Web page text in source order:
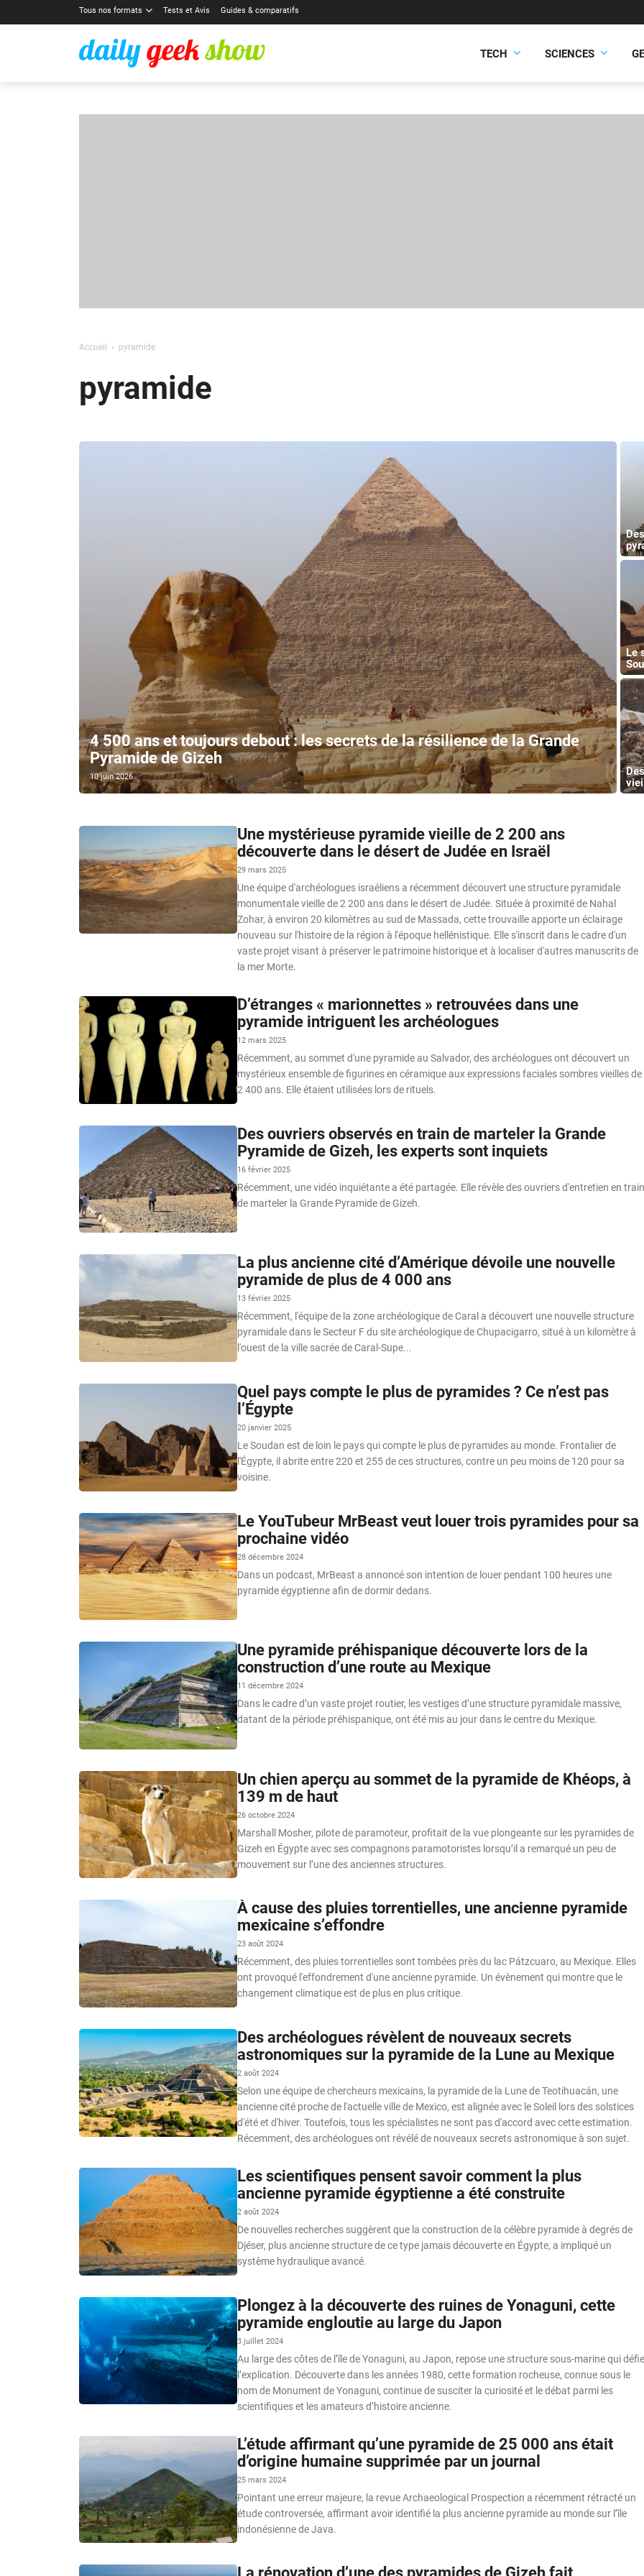
Tous nos formats Tests et Avis Guides & comparatifs
TECH SCIENCES
Accueil pyramide
pyramide
4 500 ans et toujours debout : les secrets de la résilience de la Grande
Pyramide de Gizeh
10 juin 2026
Le
Une mystérieuse pyramide vieille de 2 200 ans
découverte dans le désert de Judée en Israël
29 mars 2025
Une équipe d'archéologues israéliens a récemment découvert une structure pyramidale
monumentale vieille de 2 200 ans dans le désert de Judée. Située à proximité de Nahal
Zohar, à environ 20 kilomètres au sud de Massada, cette trouvaille apporte un éclairage
nouveau sur l'histoire de la région à l'époque hellénistique. Elle s'inscrit dans le cadre d'un
vaste projet visant à préserver le patrimoine historique et à localiser d'autres manuscrits de
la mer Morte.
D’étranges « marionnettes » retrouvées dans une
pyramide intriguent les archéologues
12 mars 2025
Récemment, au sommet d'une pyramide au Salvador, des archéologues ont découvert un
mystérieux ensemble de figurines en céramique aux expressions faciales sombres vieilles de
2 400 ans. Elle étaient utilisées lors de rituels.
Des ouvriers observés en train de marteler la Grande
Pyramide de Gizeh, les experts sont inquiets
16 février 2025
Récemment, une vidéo inquiétante a été partagée. Elle révèle des ouvriers d'entretien en train
de marteler la Grande Pyramide de Gizeh.
La plus ancienne cité d’Amérique dévoile une nouvelle
pyramide de plus de 4 000 ans
13 février 2025
Récemment, l'équipe de la zone archéologique de Caral a découvert une nouvelle structure
pyramidale dans le Secteur F du site archéologique de Chupacigarro, situé à un kilomètre à
l'ouest de la ville sacrée de Caral-Supe...
Quel pays compte le plus de pyramides ? Ce n’est pas
l’Égypte
20 janvier 2025
Le Soudan est de loin le pays qui compte le plus de pyramides au monde. Frontalier de
l'Égypte, il abrite entre 220 et 255 de ces structures, contre un peu moins de 120 pour sa
voisine.
Le YouTubeur MrBeast veut louer trois pyramides pour sa
prochaine vidéo
28 décembre 2024
Dans un podcast, MrBeast a annoncé son intention de louer pendant 100 heures une
pyramide égyptienne afin de dormir dedans.
Une pyramide préhispanique découverte lors de la
construction d’une route au Mexique
11 décembre 2024
Dans le cadre d’un vaste projet routier, les vestiges d’une structure pyramidale massive,
datant de la période préhispanique, ont été mis au jour dans le centre du Mexique.
Un chien aperçu au sommet de la pyramide de Khéops, à
139 m de haut
26 octobre 2024
Marshall Mosher, pilote de paramoteur, profitait de la vue plongeante sur les pyramides de
Gizeh en Égypte avec ses compagnons paramotoristes lorsqu’il a remarqué un peu de
mouvement sur l’une des anciennes structures.
À cause des pluies torrentielles, une ancienne pyramide
mexicaine s’effondre
23 août 2024
Récemment, des pluies torrentielles sont tombées près du lac Pátzcuaro, au Mexique. Elles
ont provoqué l'effondrement d'une ancienne pyramide. Un évènement qui montre que le
changement climatique est de plus en plus critique.
Des archéologues révèlent de nouveaux secrets
astronomiques sur la pyramide de la Lune au Mexique
2 août 2024
Selon une équipe de chercheurs mexicains, la pyramide de la Lune de Teotihuacán, une
ancienne cité proche de l'actuelle ville de Mexico, est alignée avec le Soleil lors des solstices
d'été et d'hiver. Toutefois, tous les spécialistes ne sont pas d'accord avec cette estimation.
Récemment, des archéologues ont révélé de nouveaux secrets astronomique à son sujet.
Les scientifiques pensent savoir comment la plus
ancienne pyramide égyptienne a été construite
2 août 2024
De nouvelles recherches suggèrent que la construction de la célèbre pyramide à degrés de
Djéser, plus ancienne structure de ce type jamais découverte en Égypte, a impliqué un
système hydraulique avancé.
Plongez à la découverte des ruines de Yonaguni, cette
pyramide engloutie au large du Japon
3 juillet 2024
Au large des côtes de l’île de Yonaguni, au Japon, repose une structure sous-marine qui défie
l’explication. Découverte dans les années 1980, cette formation rocheuse, connue sous le
nom de Monument de Yonaguni, continue de susciter la curiosité et le débat parmi les
scientifiques et les amateurs d’histoire ancienne.
L’étude affirmant qu’une pyramide de 25 000 ans était
d’origine humaine supprimée par un journal
25 mars 2024
Pointant une erreur majeure, la revue Archaeological Prospection a récemment rétracté un
étude controversée, affirmant avoir identifié la plus ancienne pyramide au monde sur l’île
indonésienne de Java.